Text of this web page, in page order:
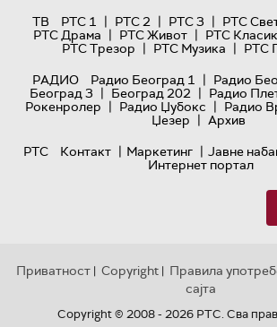
ТВ
РТС 1 | РТС 2 | РТС 3 | РТС
РТС Драма | РТС Живот | РТС
РТС Трезор | РТС Музика | РТС
РАДИО
Радио Београд 1 | Радио
Београд 3 | Београд 202 | Радио
Рокенролер | Радио Џубокс | Радио
Џезер | Архив
РТС
Контакт | Маркетинг | Јавне
Интернет портал
Приватност | Copyright | Правила
сајта
Copyright © 2008 - 2026 РТС. Сва